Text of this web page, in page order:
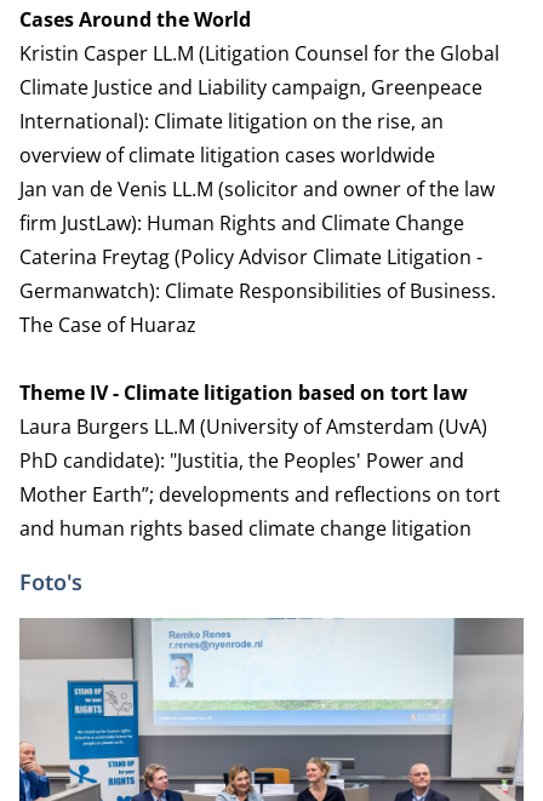
Cases Around the World
Kristin Casper LL.M (Litigation Counsel for the Global
Climate Justice and Liability campaign, Greenpeace
International): Climate litigation on the rise, an
overview of climate litigation cases worldwide
Jan van de Venis LL.M (solicitor and owner of the law
firm JustLaw): Human Rights and Climate Change
Caterina Freytag (Policy Advisor Climate Litigation -
Germanwatch): Climate Responsibilities of Business.
The Case of Huaraz
Theme IV - Climate litigation based on tort law
Laura Burgers LL.M (University of Amsterdam (UvA)
PhD candidate): "Justitia, the Peoples' Power and
Mother Earth”; developments and reflections on tort
and human rights based climate change litigation
Foto's